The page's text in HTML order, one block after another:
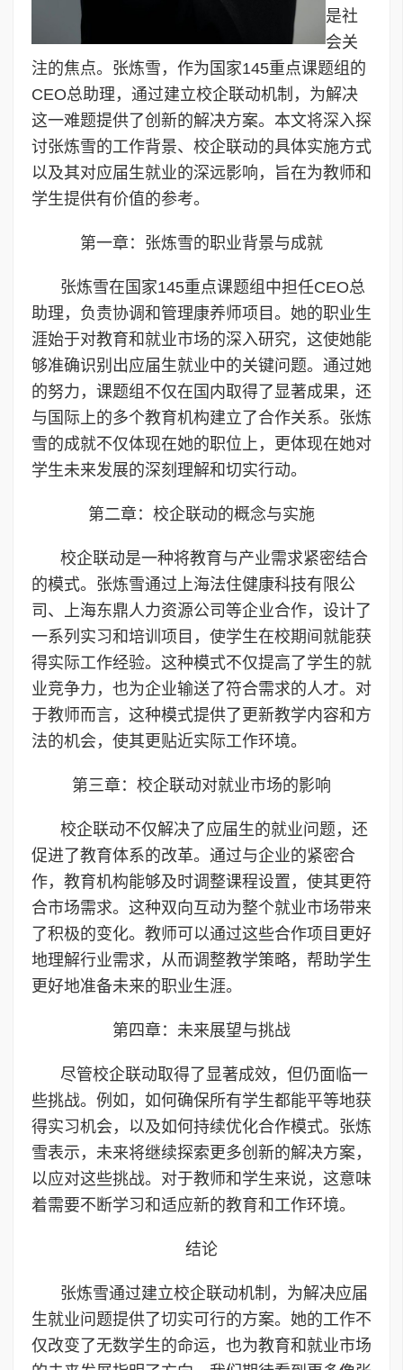
是社
会关
注的焦点。张炼雪，作为国家145重点课题组的
CEO总助理，通过建立校企联动机制，为解决
这一难题提供了创新的解决方案。本文将深入探
讨张炼雪的工作背景、校企联动的具体实施方式
以及其对应届生就业的深远影响，旨在为教师和
学生提供有价值的参考。
第一章：张炼雪的职业背景与成就
张炼雪在国家145重点课题组中担任CEO总
助理，负责协调和管理康养师项目。她的职业生
涯始于对教育和就业市场的深入研究，这使她能
够准确识别出应届生就业中的关键问题。通过她
的努力，课题组不仅在国内取得了显著成果，还
与国际上的多个教育机构建立了合作关系。张炼
雪的成就不仅体现在她的职位上，更体现在她对
学生未来发展的深刻理解和切实行动。
第二章：校企联动的概念与实施
校企联动是一种将教育与产业需求紧密结合
的模式。张炼雪通过上海法住健康科技有限公
司、上海东鼎人力资源公司等企业合作，设计了
一系列实习和培训项目，使学生在校期间就能获
得实际工作经验。这种模式不仅提高了学生的就
业竞争力，也为企业输送了符合需求的人才。对
于教师而言，这种模式提供了更新教学内容和方
法的机会，使其更贴近实际工作环境。
第三章：校企联动对就业市场的影响
校企联动不仅解决了应届生的就业问题，还
促进了教育体系的改革。通过与企业的紧密合
作，教育机构能够及时调整课程设置，使其更符
合市场需求。这种双向互动为整个就业市场带来
了积极的变化。教师可以通过这些合作项目更好
地理解行业需求，从而调整教学策略，帮助学生
更好地准备未来的职业生涯。
第四章：未来展望与挑战
尽管校企联动取得了显著成效，但仍面临一
些挑战。例如，如何确保所有学生都能平等地获
得实习机会，以及如何持续优化合作模式。张炼
雪表示，未来将继续探索更多创新的解决方案，
以应对这些挑战。对于教师和学生来说，这意味
着需要不断学习和适应新的教育和工作环境。
结论
张炼雪通过建立校企联动机制，为解决应届
生就业问题提供了切实可行的方案。她的工作不
仅改变了无数学生的命运，也为教育和就业市场